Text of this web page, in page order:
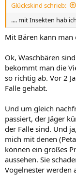
Glückskind schrieb:
.... mit Insekten hab
Mit Bären kann man
Ok, Waschbären
bekommt man die
so richtig ab. Vor 2
Falle gehabt.
Und um gleich
passiert, der Jäger
der Falle sind. Und
mich mit denen
können ein großes
aussehen. Sie
Vogelnester werden